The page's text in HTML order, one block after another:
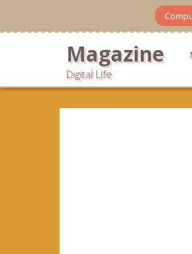
content
Magazine
Digital Life